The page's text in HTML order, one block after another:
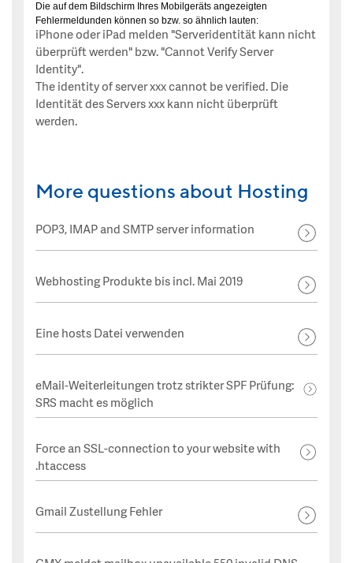
Die auf dem Bildschirm Ihres Mobilgeräts angezeigten
Fehlermeldunden können so bzw. so ähnlich lauten:
iPhone oder iPad melden "Serveridentität kann nicht
überprüft werden" bzw. "Cannot Verify Server
Identity".
The identity of server xxx cannot be verified. Die
Identität des Servers xxx kann nicht überprüft
werden.
More questions about Hosting
POP3, IMAP and SMTP server information
Webhosting Produkte bis incl. Mai 2019
Eine hosts Datei verwenden
eMail-Weiterleitungen trotz strikter SPF Prüfung:
SRS macht es möglich
Force an SSL-connection to your website with
.htaccess
Gmail Zustellung Fehler